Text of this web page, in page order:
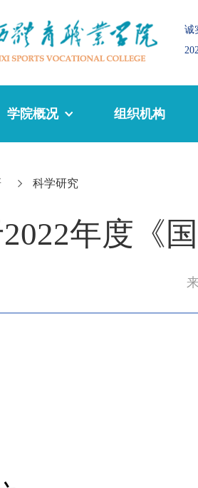
诚
学院概况 组织机构
科学研究
年度《